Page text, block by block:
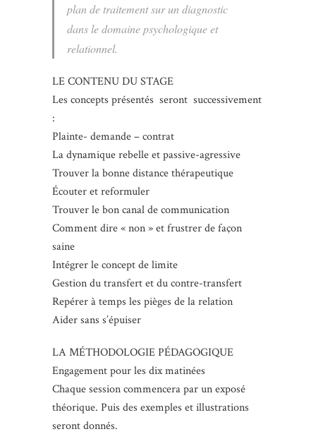
plan de traitement sur un diagnostic
dans le domaine psychologique et
relationnel.
LE CONTENU DU STAGE
Les concepts présentés seront successivement
:
Plainte- demande – contrat
La dynamique rebelle et passive-agressive
Trouver la bonne distance thérapeutique
Écouter et reformuler
Trouver le bon canal de communication
Comment dire « non » et frustrer de façon
saine
Intégrer le concept de limite
Gestion du transfert et du contre-transfert
Repérer à temps les pièges de la relation
Aider sans s’épuiser
LA MÉTHODOLOGIE PÉDAGOGIQUE
Engagement pour les dix matinées
Chaque session commencera par un exposé
théorique. Puis des exemples et illustrations
seront donnés.